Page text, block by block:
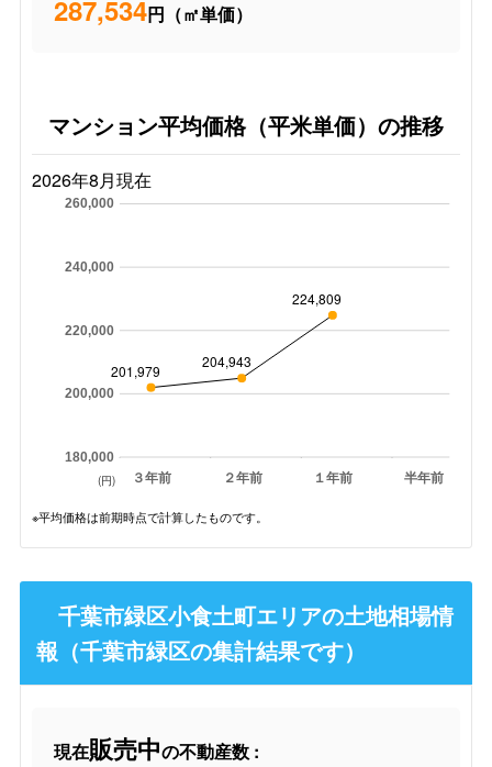
287,534円（㎡単価）
マンション平均価格（平米単価）の推移
2026年8月現在
３年前 ２年前 １年前 半年前
180,000
200,000
220,000
240,000
260,000
201,979
204,943
224,809
(円)
※平均価格は前期時点で計算したものです。
千葉市緑区小食土町エリアの土地相場情
報（千葉市緑区の集計結果です）
現在販売中の不動産数 :